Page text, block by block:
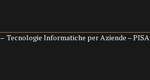
Tecnologie Informatiche per Aziende – PISA